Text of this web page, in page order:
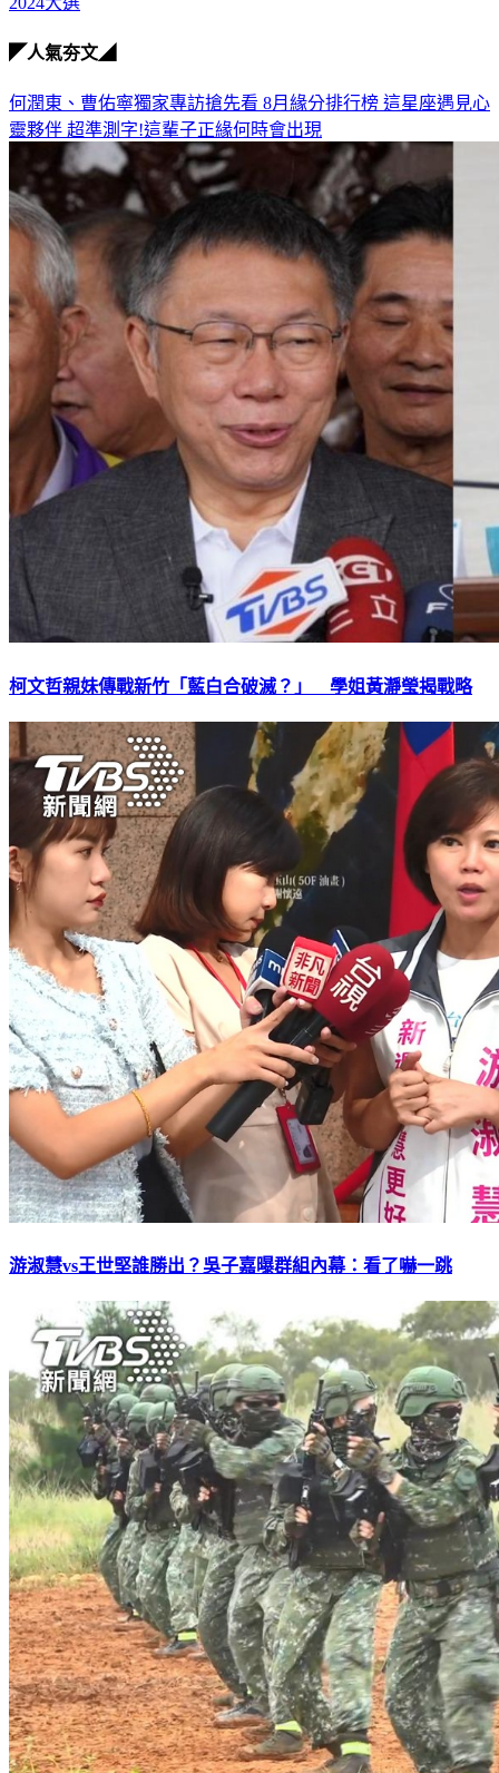
◤人氣夯文◢
何潤東、曹佑寧獨家專訪搶先看 8月緣分排行榜 這星座遇見心
靈夥伴 超準測字!這輩子正緣何時會出現
柯文哲親妹傳戰新竹「藍白合破滅？」 學姐黃瀞瑩揭戰略
游淑慧vs王世堅誰勝出？吳子嘉曝群組內幕：看了嚇一跳